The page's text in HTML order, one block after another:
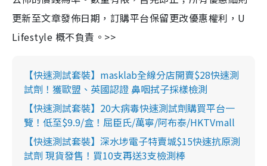
更新至文章發佈日期，訂購平台保留更改優惠權利，U
Lifestyle 概不負責。>>
【快速測試套裝】masklab全線分店開賣$28快速測
試劑！獲歐盟、英國認證 鼻咽拭子採樣檢測
【快速測試套裝】20大病毒快速測試劑購買平台一
覽！低至$9.9/盒！屈臣氏/萬寧/阿布泰/HKTVmall
【快速測試套裝】深水埗電子特賣城$15快速抗原測
試劑 現貨發售！買10支再送3支檢測棒